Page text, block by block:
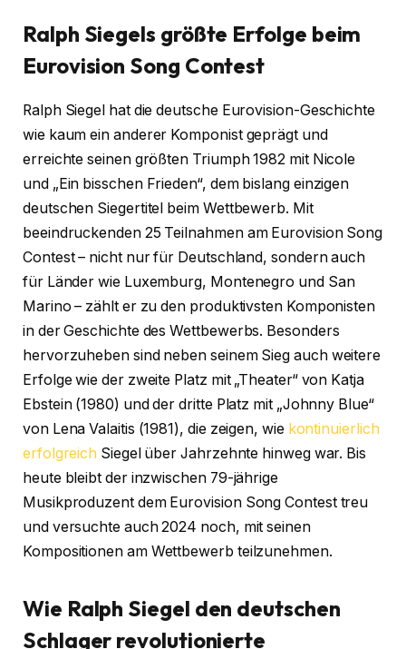
Ralph Siegels größte Erfolge beim
Eurovision Song Contest
Ralph Siegel hat die deutsche Eurovision-Geschichte
wie kaum ein anderer Komponist geprägt und
erreichte seinen größten Triumph 1982 mit Nicole
und „Ein bisschen Frieden“, dem bislang einzigen
deutschen Siegertitel beim Wettbewerb. Mit
beeindruckenden 25 Teilnahmen am Eurovision Song
Contest – nicht nur für Deutschland, sondern auch
für Länder wie Luxemburg, Montenegro und San
Marino – zählt er zu den produktivsten Komponisten
in der Geschichte des Wettbewerbs. Besonders
hervorzuheben sind neben seinem Sieg auch weitere
Erfolge wie der zweite Platz mit „Theater“ von Katja
Ebstein (1980) und der dritte Platz mit „Johnny Blue“
von Lena Valaitis (1981), die zeigen, wie kontinuierlich
erfolgreich Siegel über Jahrzehnte hinweg war. Bis
heute bleibt der inzwischen 79-jährige
Musikproduzent dem Eurovision Song Contest treu
und versuchte auch 2024 noch, mit seinen
Kompositionen am Wettbewerb teilzunehmen.
Wie Ralph Siegel den deutschen
Schlager revolutionierte